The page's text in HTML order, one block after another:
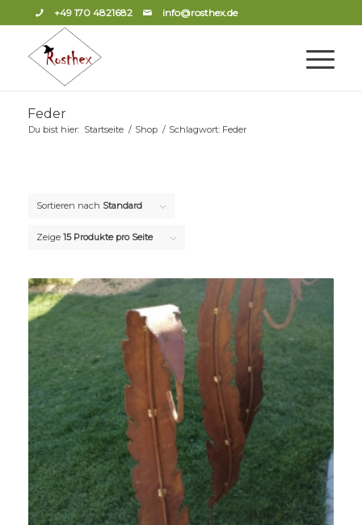
+49 170 4821682 info@rosthex.de
Feder
Du bist hier: Startseite / Shop / Schlagwort: Feder
Sortieren nach Standard
Zeige 15 Produkte pro Seite